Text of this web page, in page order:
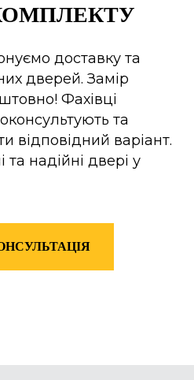
доставку та
дверей. Замір
Фахівці
та
відповідний варіант.
надійні двері у